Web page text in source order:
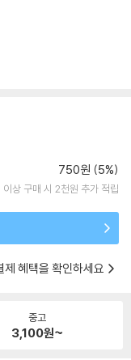
750원 (5%)
이상 구매 시 2천원 추가 적립
혜택을 확인하세요
중고
3,100원~